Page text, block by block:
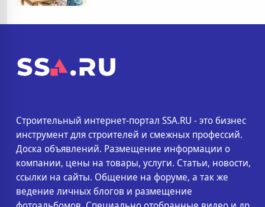
Строительный интернет-портал SSA.RU - это бизнес
инструмент для строителей и смежных профессий.
Доска объявлений. Размещение информации о
компании, цены на товары, услуги. Статьи, новости,
ссылки на сайты. Общение на форуме, а так же
ведение личных блогов и размещение